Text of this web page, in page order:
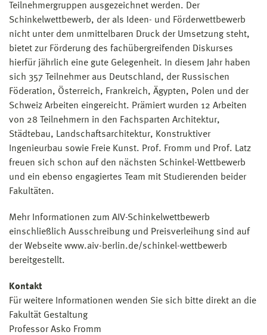
Teilnehmergruppen ausgezeichnet werden. Der
Schinkelwettbewerb, der als Ideen- und Förderwettbewerb
nicht unter dem unmittelbaren Druck der Umsetzung steht,
bietet zur Förderung des fachübergreifenden Diskurses
hierfür jährlich eine gute Gelegenheit. In diesem Jahr haben
sich 357 Teilnehmer aus Deutschland, der Russischen
Föderation, Österreich, Frankreich, Ägypten, Polen und der
Schweiz Arbeiten eingereicht. Prämiert wurden 12 Arbeiten
von 28 Teilnehmern in den Fachsparten Architektur,
Städtebau, Landschaftsarchitektur, Konstruktiver
Ingenieurbau sowie Freie Kunst. Prof. Fromm und Prof. Latz
freuen sich schon auf den nächsten Schinkel-Wettbewerb
und ein ebenso engagiertes Team mit Studierenden beider
Fakultäten.
Mehr Informationen zum AIV-Schinkelwettbewerb
einschließlich Ausschreibung und Preisverleihung sind auf
der Webseite www.aiv-berlin.de/schinkel-wettbewerb
bereitgestellt.
Kontakt
Für weitere Informationen wenden Sie sich bitte direkt an die
Fakultät Gestaltung
Professor Asko Fromm